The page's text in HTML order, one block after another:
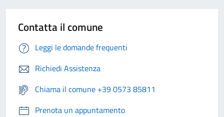
Contatta il comune
Leggi le domande frequenti
Richiedi Assistenza
Chiama il comune +39 0573 85811
Prenota un appuntamento